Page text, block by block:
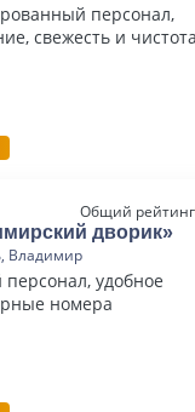
персонал,
свежесть и чистота
Общий рейтинг
дворик»
Владимир
удобное
номера